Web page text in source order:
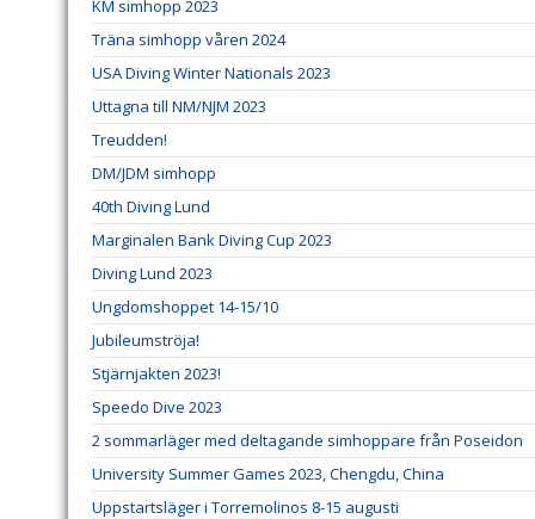
KM simhopp 2023
Träna simhopp våren 2024
USA Diving Winter Nationals 2023
Uttagna till NM/NJM 2023
Treudden!
DM/JDM simhopp
40th Diving Lund
Marginalen Bank Diving Cup 2023
Diving Lund 2023
Ungdomshoppet 14-15/10
Jubileumströja!
Stjärnjakten 2023!
Speedo Dive 2023
2 sommarläger med deltagande simhoppare från Poseidon
University Summer Games 2023, Chengdu, China
Uppstartsläger i Torremolinos 8-15 augusti